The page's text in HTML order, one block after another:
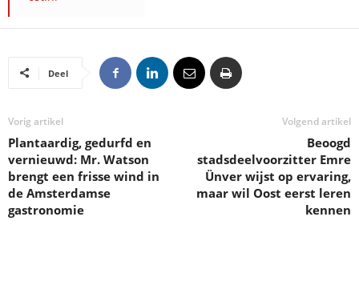
Deel
Vorig artikel
Plantaardig, gedurfd en
vernieuwd: Mr. Watson
brengt een frisse wind in
de Amsterdamse
gastronomie
Volgend artikel
Beoogd
stadsdeelvoorzitter Emre
Ünver wijst op ervaring,
maar wil Oost eerst leren
kennen